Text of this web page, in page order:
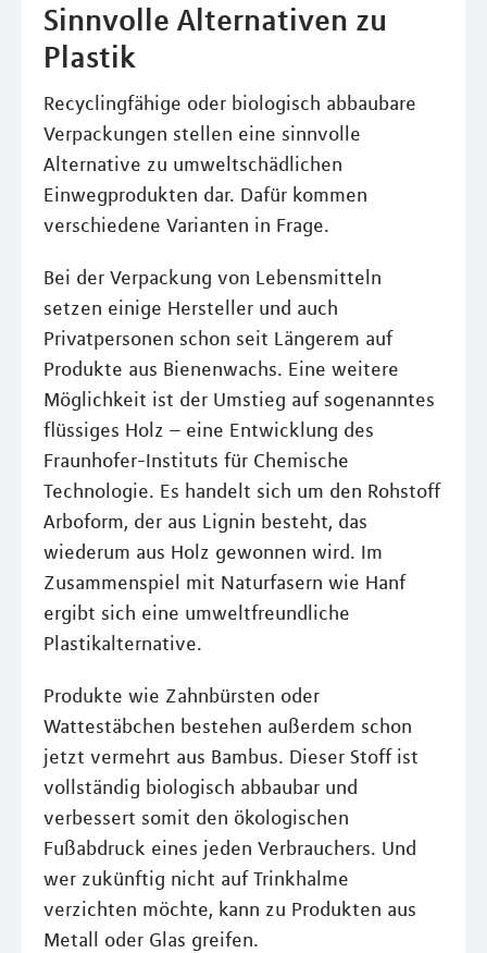
Sinnvolle Alternativen zu
Plastik
Recyclingfähige oder biologisch abbaubare
Verpackungen stellen eine sinnvolle
Alternative zu umweltschädlichen
Einwegprodukten dar. Dafür kommen
verschiedene Varianten in Frage.
Bei der Verpackung von Lebensmitteln
setzen einige Hersteller und auch
Privatpersonen schon seit Längerem auf
Produkte aus Bienenwachs. Eine weitere
Möglichkeit ist der Umstieg auf sogenanntes
flüssiges Holz – eine Entwicklung des
Fraunhofer-Instituts für Chemische
Technologie. Es handelt sich um den Rohstoff
Arboform, der aus Lignin besteht, das
wiederum aus Holz gewonnen wird. Im
Zusammenspiel mit Naturfasern wie Hanf
ergibt sich eine umweltfreundliche
Plastikalternative.
Produkte wie Zahnbürsten oder
Wattestäbchen bestehen außerdem schon
jetzt vermehrt aus Bambus. Dieser Stoff ist
vollständig biologisch abbaubar und
verbessert somit den ökologischen
Fußabdruck eines jeden Verbrauchers. Und
wer zukünftig nicht auf Trinkhalme
verzichten möchte, kann zu Produkten aus
Metall oder Glas greifen.